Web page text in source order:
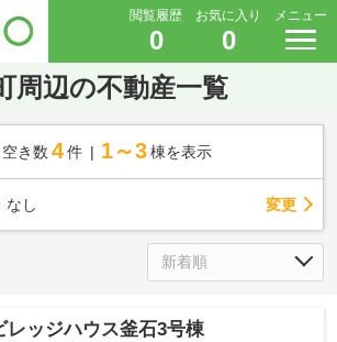
閲覧履歴
0
お気に入り
0
メニュー
周辺の不動産一覧
空き数 4 件 1～3 棟を表示
なし 変更
レッジハウス釜石3号棟